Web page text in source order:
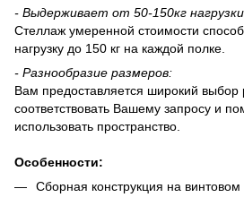
- Выдерживает от 50-150кг
Стеллаж умеренной стоимости
нагрузку до 150 кг на каждой полке.
- Разнообразие размеров:
Вам предоставляется широкий выбор
соответствовать Вашему запросу и
использовать пространство.
Особенности:
Сборная конструкция на